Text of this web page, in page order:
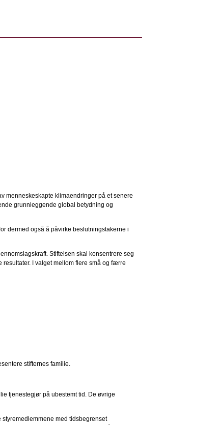
menneskeskapte klimaendringer på et senere
grunnleggende global betydning og
dermed også å påvirke beslutningstakerne i
Stiftelsen skal konsentrere seg
resultater. I valget mellom flere små og færre
stifternes familie.
tjenestegjør på ubestemt tid. De øvrige
med tidsbegrenset